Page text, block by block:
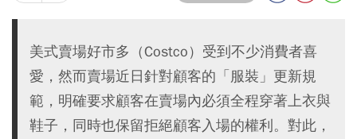
美式賣場好市多（Costco）受到不少消費者喜
愛，然而賣場近日針對顧客的「服裝」更新規
範，明確要求顧客在賣場內必須全程穿著上衣與
鞋子，同時也保留拒絕顧客入場的權利。對此，